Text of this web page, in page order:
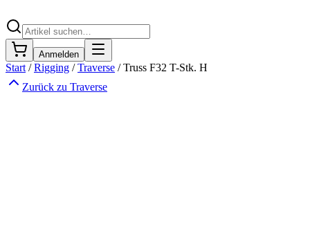
Anmelden
Start /Rigging /Traverse /Truss F32 T-Stk. H
Zurück zu Traverse